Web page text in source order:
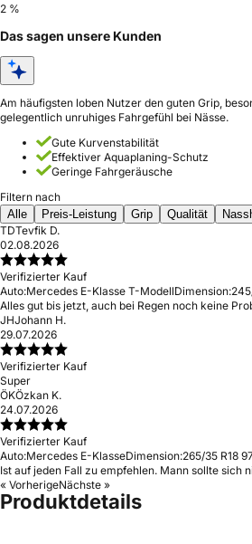
2 %
Das sagen unsere Kunden
Am häufigsten loben Nutzer den guten Grip,
gelegentlich unruhiges Fahrgefühl bei Nässe.
Gute Kurvenstabilität
Effektiver Aquaplaning-Schutz
Geringe Fahrgeräusche
Filtern nach
Alle
Preis-Leistung Grip Qualität
TDTevfik D.
02.08.2026
Verifizierter Kauf
Auto:Mercedes E-Klasse T-ModellDimension:
Alles gut bis jetzt, auch bei Regen noch keine
JHJohann H.
29.07.2026
Verifizierter Kauf
Super
ÖKÖzkan K.
24.07.2026
Verifizierter Kauf
Auto:Mercedes E-KlasseDimension:265/35 R18
Ist auf jeden Fall zu empfehlen. Mann sollte sich
« VorherigeNächste »
Produktdetails